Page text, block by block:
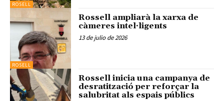
ROSELL
ROSELL
Rossell ampliarà la xarxa de
càmeres intel·ligents
13 de julio de 2026
Rossell inicia una campanya de
desratització per reforçar la
salubritat als espais públics